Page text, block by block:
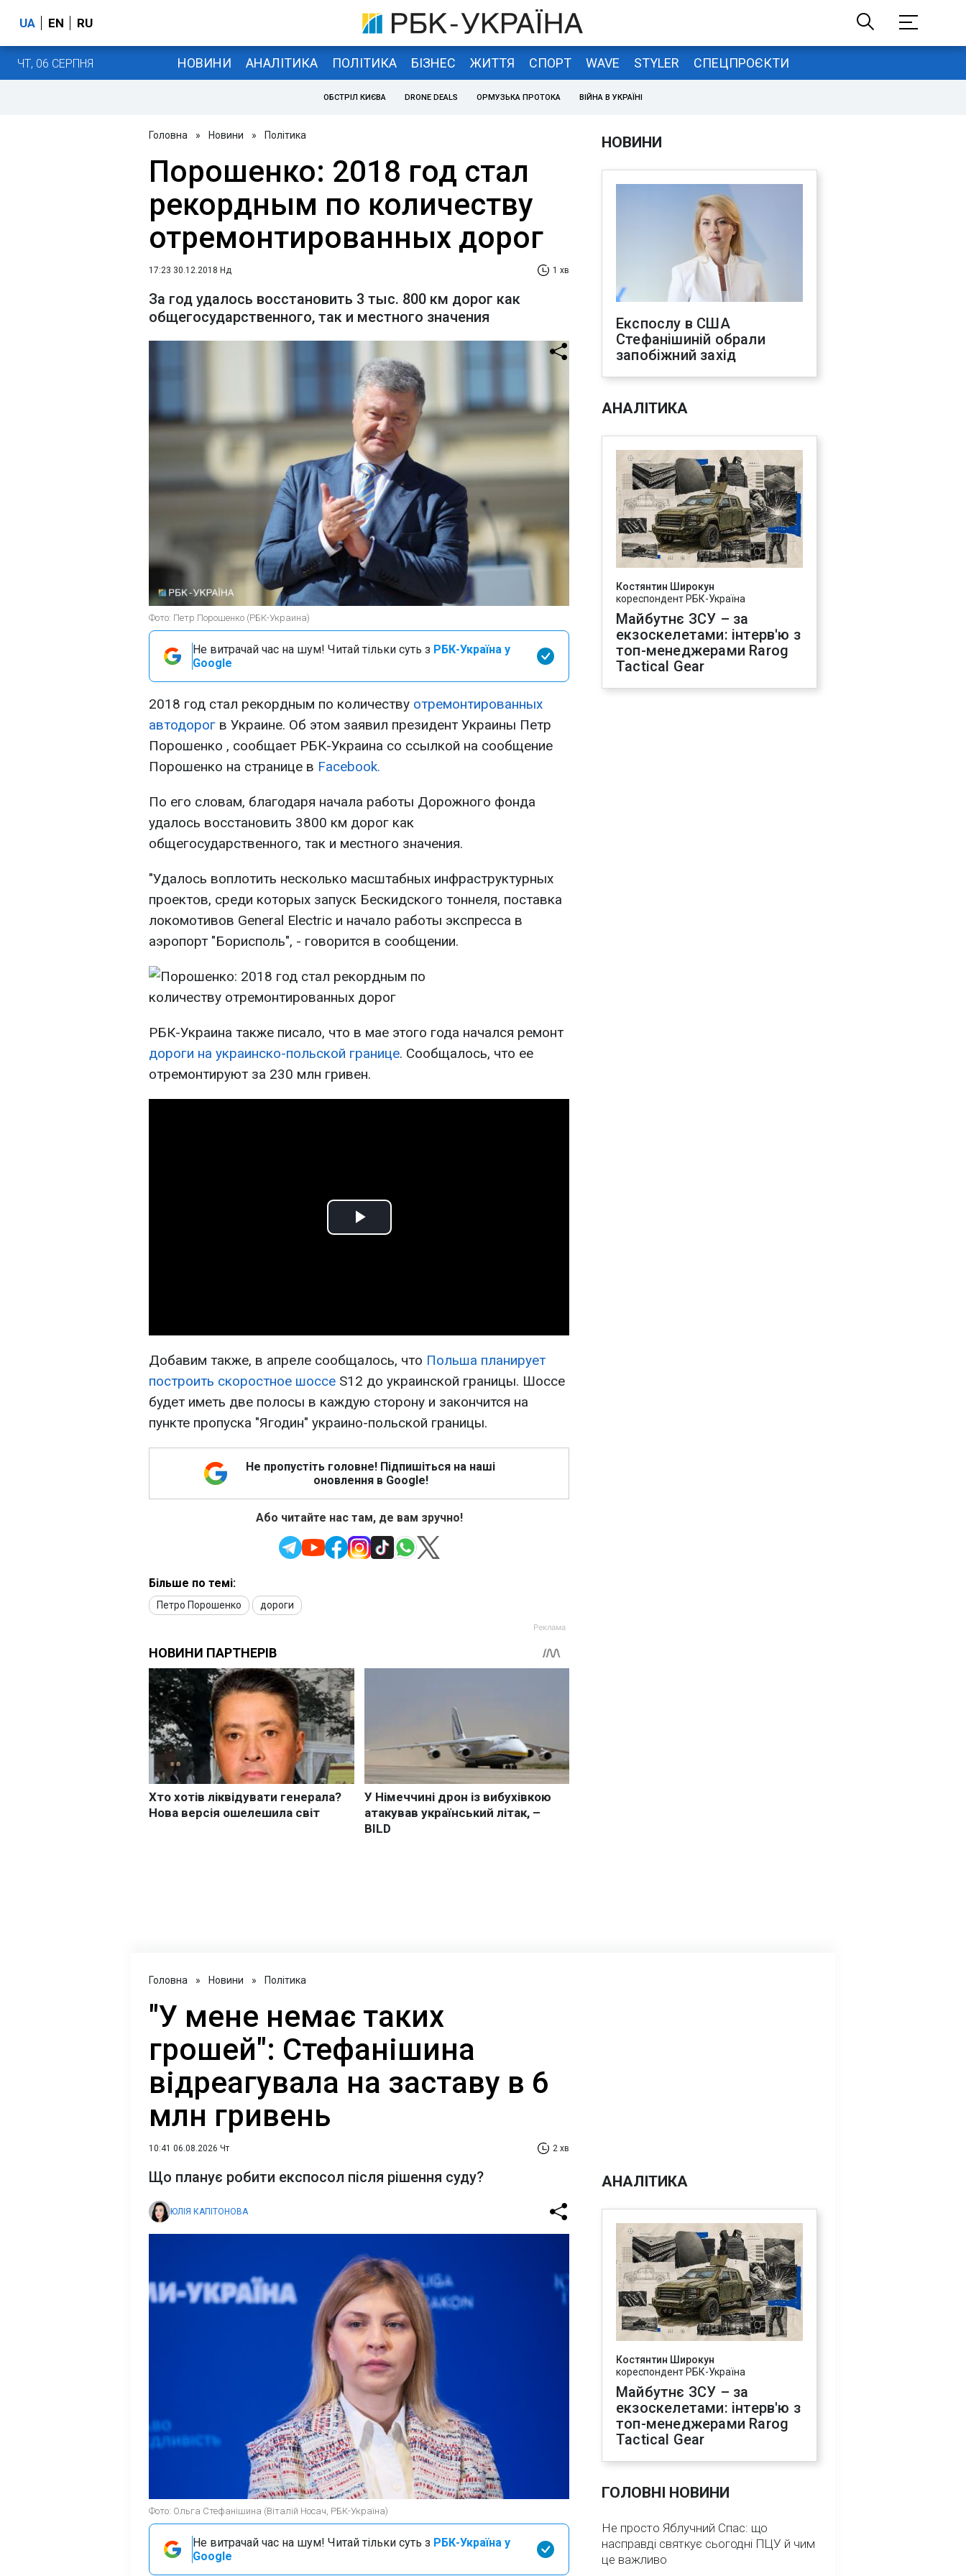
UA EN RU
ЧТ, 06 СЕРПНЯ НОВИНИ АНАЛІТИКА ПОЛІТИКА БІЗНЕС ЖИТТЯ СПОРТ WAVE STYLER СПЕЦПРОЄКТИ
ОБСТРІЛ КИЄВА DRONE DEALS ОРМУЗЬКА ПРОТОКА ВІЙНА В УКРАЇНІ
Головна » Новини » Політика
Порошенко: 2018 год стал
рекордным по количеству
отремонтированных дорог
17:23 30.12.2018 Нд 1 хв
За год удалось восстановить 3 тыс. 800 км дорог как
общегосударственного, так и местного значения
Фото: Петр Порошенко (РБК-Украина)
Не витрачай час на шум! Читай тільки суть з РБК-Україна у
Google
2018 год стал рекордным по количеству отремонтированных
автодорог в Украине. Об этом заявил президент Украины Петр
Порошенко , сообщает РБК-Украина со ссылкой на сообщение
Порошенко на странице в Facebook.
По его словам, благодаря начала работы Дорожного фонда
удалось восстановить 3800 км дорог как
общегосударственного, так и местного значения.
"Удалось воплотить несколько масштабных инфраструктурных
проектов, среди которых запуск Бескидского тоннеля, поставка
локомотивов General Electric и начало работы экспресса в
аэропорт "Борисполь", - говорится в сообщении.
РБК-Украина также писало, что в мае этого года начался ремонт
дороги на украинско-польской границе. Сообщалось, что ее
отремонтируют за 230 млн гривен.
Play
Добавим также, в апреле сообщалось, что Польша планирует
построить скоростное шоссе S12 до украинской границы. Шоссе
будет иметь две полосы в каждую сторону и закончится на
пункте пропуска "Ягодин" украино-польской границы.
Не пропустіть головне! Підпишіться на наші
оновлення в Google!
Або читайте нас там, де вам зручно!
Більше по темі:
Петро Порошенко дороги
НОВИНИ
Експослу в США
Стефанішиній обрали
запобіжний захід
АНАЛІТИКА
Костянтин Широкун
кореспондент РБК-Україна
Майбутнє ЗСУ – за
екзоскелетами: інтерв'ю з
топ-менеджерами Rarog
Tactical Gear
Головна » Новини » Політика
"У мене немає таких
грошей": Стефанішина
відреагувала на заставу в 6
млн гривень
10:41 06.08.2026 Чт 2 хв
Що планує робити експосол після рішення суду?
ЮЛІЯ КАПІТОНОВА
Фото: Ольга Стефанішина (Віталій Носач, РБК-Україна)
Не витрачай час на шум! Читай тільки суть з РБК-Україна у
Google
АНАЛІТИКА
Костянтин Широкун
кореспондент РБК-Україна
Майбутнє ЗСУ – за
екзоскелетами: інтерв'ю з
топ-менеджерами Rarog
Tactical Gear
ГОЛОВНІ НОВИНИ
Не просто Яблучний Спас: що
насправді святкує сьогодні ПЦУ й чим
це важливо